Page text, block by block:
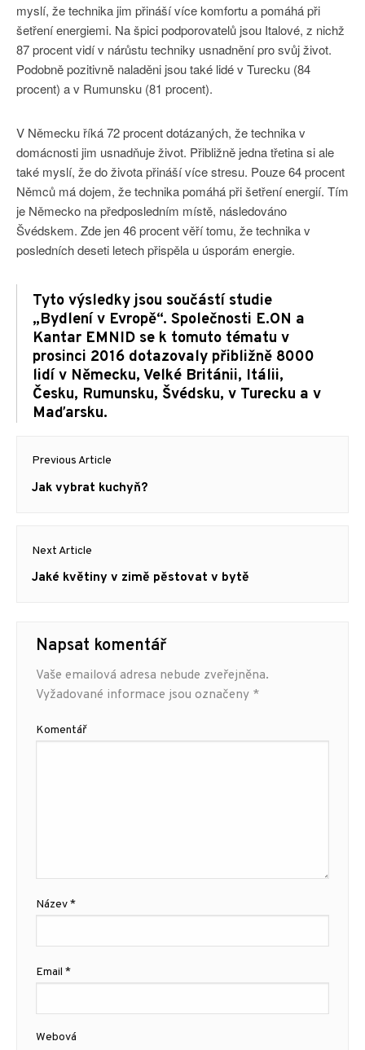
myslí, že technika jim přináší více komfortu a pomáhá při
šetření energiemi. Na špici podporovatelů jsou Italové, z nichž
87 procent vidí v nárůstu techniky usnadnění pro svůj život.
Podobně pozitivně naladěni jsou také lidé v Turecku (84
procent) a v Rumunsku (81 procent).
V Německu říká 72 procent dotázaných, že technika v
domácnosti jim usnadňuje život. Přibližně jedna třetina si ale
také myslí, že do života přináší více stresu. Pouze 64 procent
Němců má dojem, že technika pomáhá při šetření energií. Tím
je Německo na předposledním místě, následováno
Švédskem. Zde jen 46 procent věří tomu, že technika v
posledních deseti letech přispěla u úsporám energie.
Tyto výsledky jsou součástí studie
„Bydlení v Evropě“. Společnosti E.ON a
Kantar EMNID se k tomuto tématu v
prosinci 2016 dotazovaly přibližně 8000
lidí v Německu, Velké Británii, Itálii,
Česku, Rumunsku, Švédsku, v Turecku a v
Maďarsku.
pro
příspěvek
Previous Article
Previous
Jak vybrat kuchyň?
Next Article
Next
Jaké květiny v zimě pěstovat v bytě
Napsat komentář
Vaše emailová adresa nebude zveřejněna.
Vyžadované informace jsou označeny *
Komentář
Název*
Email *
Webová